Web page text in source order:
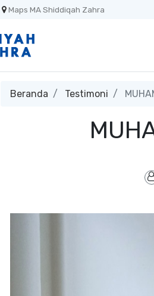
Maps MA Shiddiqah Zahra
Beranda Testimoni